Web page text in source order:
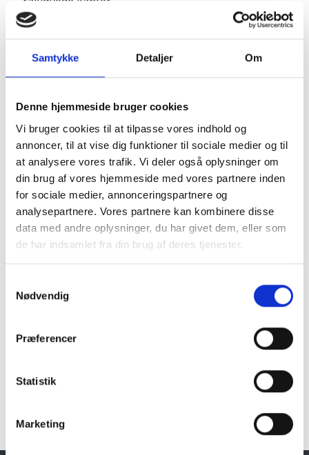
Samtykke Detaljer Om
Denne hjemmeside bruger cookies
Vi bruger cookies til at tilpasse vores indhold og
annoncer, til at vise dig funktioner til sociale medier og til
at analysere vores trafik. Vi deler også oplysninger om
din brug af vores hjemmeside med vores partnere inden
for sociale medier, annonceringspartnere og
analysepartnere. Vores partnere kan kombinere disse
data med andre oplysninger, du har givet dem, eller som
de har indsamlet fra din brug af deres tjenester.
Nødvendig
Præferencer
Statistik
Marketing
Dette store fuglebad er velegnet i et større
andre dyr.
Produktinfo:
Højde: 10 cm
Vægt: ca. 80 kg.
Naturprodukt – variationer forekommer
Granit er et naturmateriale, og variationer i farve og
struktur forekommer. Billeder og farveprøver er
vejledende.
Klik her for Fuglebad i granit oversigt